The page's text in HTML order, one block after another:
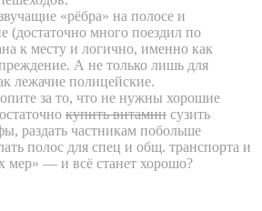
«рёбра» на полосе и
(достаточно много поездил по
к месту и логично, именно как
А не только лишь для
лежачие полицейские.
за то, что не нужны хорошие
купить витамин сузить
раздать частникам побольше
полос для спец и общ. транспорта и
мер» — и всё станет хорошо?